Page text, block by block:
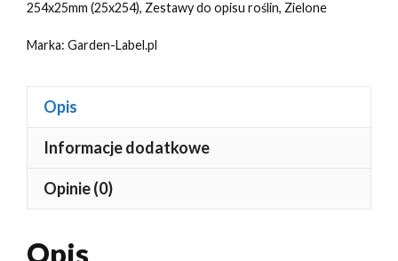
254x25mm (25x254), Zestawy do opisu roślin, Zielone
Marka: Garden-Label.pl
Opis
Informacje dodatkowe
Opinie (0)
Opis